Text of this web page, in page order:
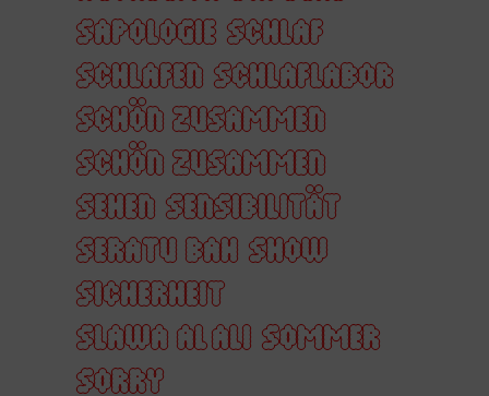
SAPOLOGIE SCHLAF
SCHLAFEN SCHLAFLABOR
SCHÖN ZUSAMMEN
SCHÖN ZUSAMMEN
SEHEN SENSIBILITÄT
SERATU BAH SHOW
SICHERHEIT
SLAWA AL ALI SOMMER
SORRY